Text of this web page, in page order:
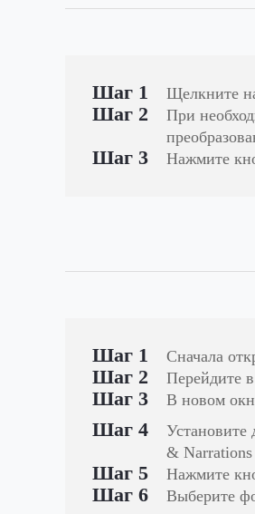
Шаг 1 Щелкните
Шаг 2
При
Шаг 3 Нажмите
Шаг 1 Сначала
Шаг 2 Перейдите
Шаг 3 В новом
Шаг 4
Установите
& Narrations
Шаг 5 Нажмите
Шаг 6 Выберите